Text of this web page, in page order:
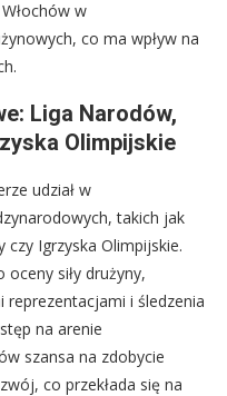
w
co ma wpływ na
Liga Narodów,
Olimpijskie
udział w
takich jak
Igrzyska Olimpijskie.
siły drużyny,
i śledzenia
na arenie
szansa na zdobycie
co przekłada się na